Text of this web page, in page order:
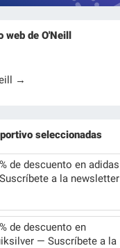
web de O'Neill
→
seleccionadas
de descuento en adidas
a la newsletter
de descuento en
— Suscríbete a la